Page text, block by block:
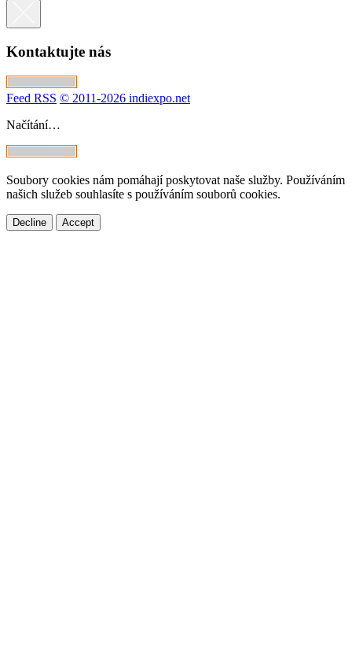
Kontaktujte nás
Feed RSS © 2011-2026 indiexpo.net
Načítání…
Soubory cookies nám pomáhají poskytovat naše služby. Používáním
našich služeb souhlasíte s používáním souborů cookies.
Decline Accept